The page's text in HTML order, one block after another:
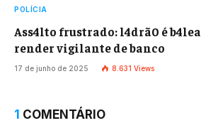
POLÍCIA
Ass4lto frustrado: l4drã0 é
render vigilante de banco
17 de junho de 2025 8.631 Views
1 COMENTÁRIO